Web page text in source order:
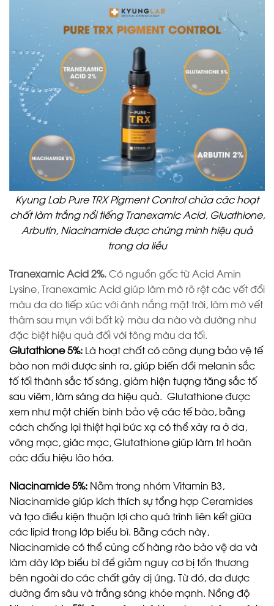
Kyung Lab Pure TRX Pigment Control chứa các hoạt
chất làm trắng nổi tiếng Tranexamic Acid, Gluathione,
Arbutin, Niacinamide được chứng minh hiệu quả
trong da liễu
Tranexamic Acid 2%.Có nguồn gốc từ Acid Amin
Lysine, Tranexamic Acid giúp làm mờ rõ rệt các vết đổi
màu da do tiếp xúc với ánh nắng mặt trời, làm mờ vết
thâm sau mụn với bất kỳ màu da nào và dường như
đặc biệt hiệu quả đối với tông màu da tối.
Glutathione 5%: Là hoạt chất có công dụng bảo vệ tế
bào non mới được sinh ra, giúp biến đổi melanin sắc
tố tối thành sắc tố sáng, giảm hiện tượng tăng sắc tố
sau viêm, làm sáng da hiệu quả. Glutathione được
xem như một chiến binh bảo vệ các tế bào, bằng
cách chống lại thiệt hại bức xạ có thể xảy ra ở da,
võng mạc, giác mạc, Glutathione giúp làm trì hoãn
các dấu hiệu lão hóa.
Niacinamide 5%: Nằm trong nhóm Vitamin B3,
Niacinamide giúp kích thích sự tổng hợp Ceramides
và tạo điều kiện thuận lợi cho quá trình liên kết giữa
các lipid trong lớp biểu bì. Bằng cách này,
Niacinamide có thể củng cố hàng rào bảo vệ da và
làm dày lớp biểu bì để giảm nguy cơ bị tổn thương
bên ngoài do các chất gây dị ứng. Từ đó, da được
dưỡng ẩm sâu và trắng sáng khỏe mạnh. Nồng độ